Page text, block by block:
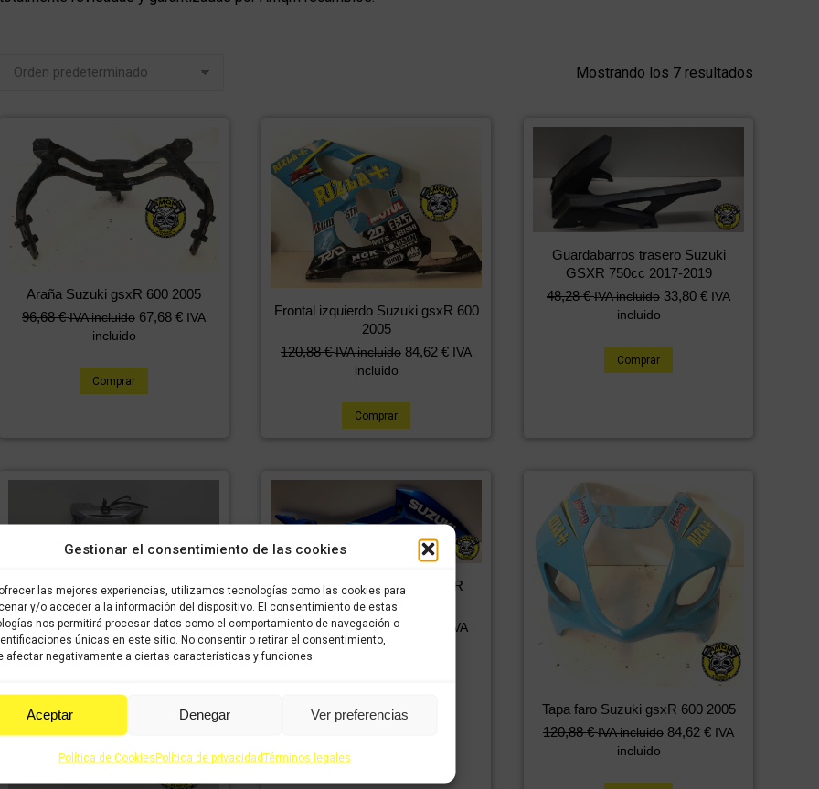
Gestionar el consentimiento de las cookies
las mejores experiencias, utilizamos tecnologías como las cookies para
y/o acceder a la información del dispositivo. El consentimiento de estas
nos permitirá procesar datos como el comportamiento de navegación o
únicas en este sitio. No consentir o retirar el consentimiento,
afectar negativamente a ciertas características y funciones.
Aceptar Denegar Ver preferencias
Política de CookiesPolítica de privacidadTérminos legales
Mostrando los 7 resultados
Araña Suzuki gsxR 600 2005
96,68€ IVA incluido 67,68 € IVA
incluido
Comprar
Frontal izquierdo Suzuki gsxR 600
2005
120,88€ IVA incluido 84,62 € IVA
incluido
Comprar
Guardabarros trasero Suzuki
GSXR 750cc 2017-2019
48,28€ IVA incluido 33,80 € IVA
incluido
Comprar
Quilla derecha Suzuki GSXR
750cc 2017-2019
60,38€ IVA incluido
IVA
incluido
Tapa faro Suzuki gsxR 600 2005
120,88€ IVA incluido 84,62 € IVA
incluido